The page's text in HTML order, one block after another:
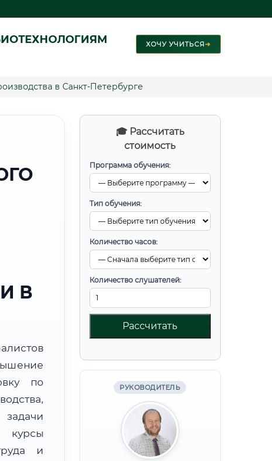
ХОЧУ УЧИТЬСЯ➜
в Санкт-Петербурге
🎓 Рассчитать
стоимость
Программа обучения:
Тип обучения:
Количество часов:
Количество слушателей:
Рассчитать
РУКОВОДИТЕЛЬ
В
по
и